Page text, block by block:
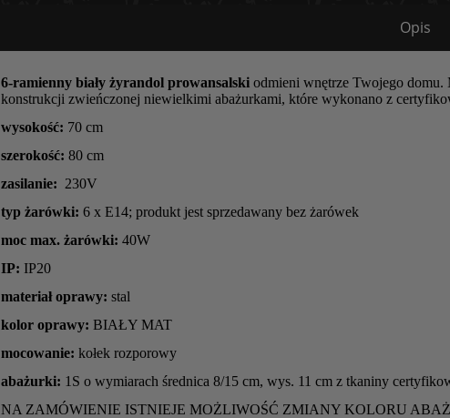
Opis
6-ramienny biały żyrandol prowansalski odmieni wnętrze Twojego
konstrukcji zwieńczonej niewielkimi abażurkami, które wykonano z
wysokość: 70 cm
szerokość: 80 cm
zasilanie: 230V
typ żarówki: 6 x E14; produkt jest sprzedawany bez żarówek
moc max. żarówki: 40W
IP: IP20
materiał oprawy: stal
kolor oprawy: BIAŁY MAT
mocowanie: kołek rozporowy
abażurki: 1 S o wymiarach średnica 8/15 cm, wys. 11 cm z tkaniny
NA ZAMÓWIENIE ISTNIEJE MOŻLIWOŚĆ ZMIANY KOLORU